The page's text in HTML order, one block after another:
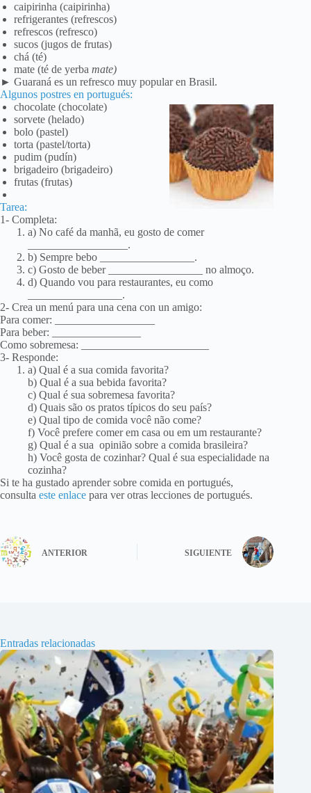
caipirinha (caipirinha)
refrigerantes (refrescos)
refrescos (refresco)
sucos (jugos de frutas)
chá (té)
mate (té de yerba mate)
► Guaraná es un refresco muy popular en Brasil.
Algunos postres en portugués:
chocolate (chocolate)
sorvete (helado)
bolo (pastel)
torta (pastel/torta)
pudim (pudín)
brigadeiro (brigadeiro)
frutas (frutas)
Tarea:
1- Completa:
a) No café da manhã, eu gosto de comer
__________________.
b) Sempre bebo _________________.
c) Gosto de beber _________________ no almoço.
d) Quando vou para restaurantes, eu como
_________________.
2- Crea un menú para una cena con un amigo:
Para comer: __________________
Para beber: ________________
Como sobremesa: _______________________
3- Responde:
a) Qual é a sua comida favorita?
b) Qual é a sua bebida favorita?
c) Qual é sua sobremesa favorita?
d) Quais são os pratos típicos do seu país?
e) Qual tipo de comida você não come?
f) Você prefere comer em casa ou em um restaurante?
g) Qual é a sua opinião sobre a comida brasileira?
h) Você gosta de cozinhar? Qual é sua especialidade na
cozinha?
Si te ha gustado aprender sobre comida en portugués,
consulta este enlace para ver otras lecciones de portugués.
ANTERIOR SIGUIENTE
Entradas relacionadas